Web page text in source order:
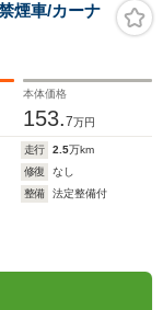
煙車/カーナ
本体価格
153.7万円
走行 2.5万km
修復
なし
整備
法定整備付